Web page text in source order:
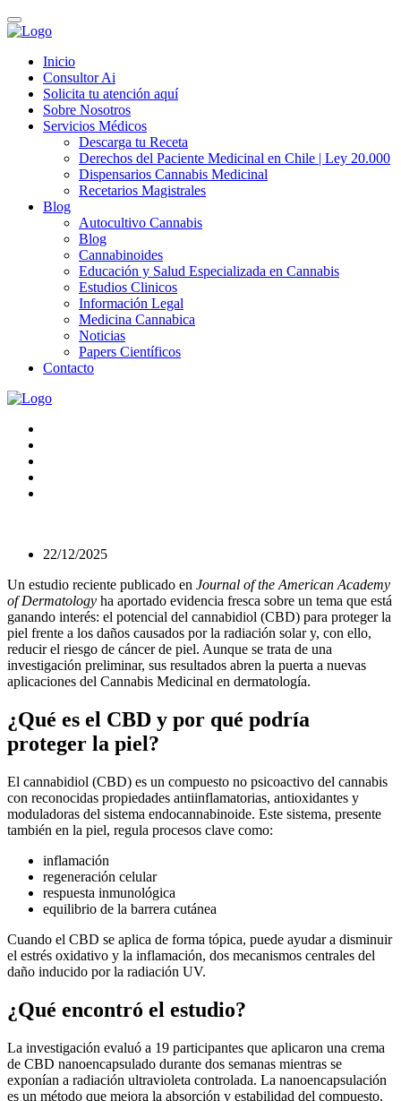
Inicio
Consultor Ai
Solicita tu atención aquí
Sobre Nosotros
Servicios Médicos
Descarga tu Receta
Derechos del Paciente Medicinal en Chile | Ley 20.000
Dispensarios Cannabis Medicinal
Recetarios Magistrales
Blog
Autocultivo Cannabis
Blog
Cannabinoides
Educación y Salud Especializada en Cannabis
Estudios Clinicos
Información Legal
Medicina Cannabica
Noticias
Papers Científicos
Contacto
22/12/2025
Un estudio reciente publicado en Journal of the American Academy
of Dermatology ha aportado evidencia fresca sobre un tema que está
ganando interés: el potencial del cannabidiol (CBD) para proteger la
piel frente a los daños causados por la radiación solar y, con ello,
reducir el riesgo de cáncer de piel. Aunque se trata de una
investigación preliminar, sus resultados abren la puerta a nuevas
aplicaciones del Cannabis Medicinal en dermatología.
¿Qué es el CBD y por qué podría
proteger la piel?
El cannabidiol (CBD) es un compuesto no psicoactivo del cannabis
con reconocidas propiedades antiinflamatorias, antioxidantes y
moduladoras del sistema endocannabinoide. Este sistema, presente
también en la piel, regula procesos clave como:
inflamación
regeneración celular
respuesta inmunológica
equilibrio de la barrera cutánea
Cuando el CBD se aplica de forma tópica, puede ayudar a disminuir
el estrés oxidativo y la inflamación, dos mecanismos centrales del
daño inducido por la radiación UV.
¿Qué encontró el estudio?
La investigación evaluó a 19 participantes que aplicaron una crema
de CBD nanoencapsulado durante dos semanas mientras se
exponían a radiación ultravioleta controlada. La nanoencapsulación
es un método que mejora la absorción y estabilidad del compuesto,